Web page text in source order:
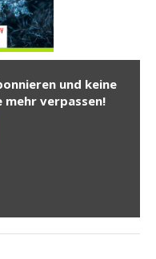
und keine
mehr verpassen!